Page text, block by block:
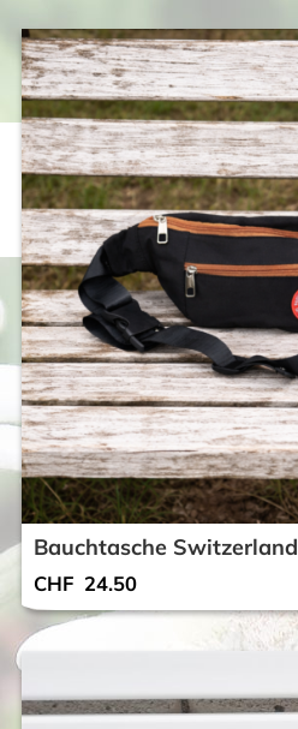
Bauchtasche Switzerland
CHF 24.50